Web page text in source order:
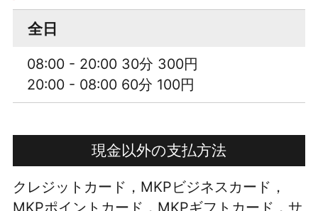
全日
08:00 - 20:00 30分 300円
20:00 - 08:00 60分 100円
現金以外の支払方法
クレジットカード，MKPビジネスカード，